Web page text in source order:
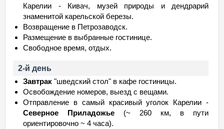
Карелии - Кивач, музей природы и дендрарий
знаменитой карельской березы.
Возвращение в Петрозаводск.
Размещение в выбранные гостинице.
Свободное время, отдых.
2-й день
Завтрак "шведский стол" в кафе гостиницы.
Освобождение номеров, выезд с вещами.
Отправление в самый красивый уголок Карелии -
Северное Приладожье (~ 260 км, в пути
ориентировочно ~ 4 часа).